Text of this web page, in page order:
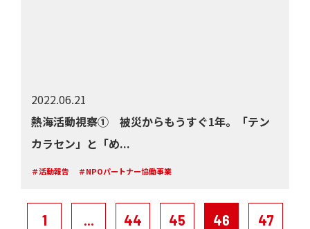
2022.06.21
熱海活動視察① 被災からもうすぐ1年。「テン
カラセン」と「め...
＃活動報告 ＃NPOパートナー協働事業
1 ... 44 45 46 47